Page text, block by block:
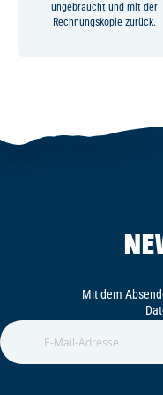
ungebraucht und mit der
Rechnungskopie zurück.
Mit dem